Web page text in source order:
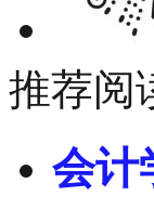
推荐阅
会计